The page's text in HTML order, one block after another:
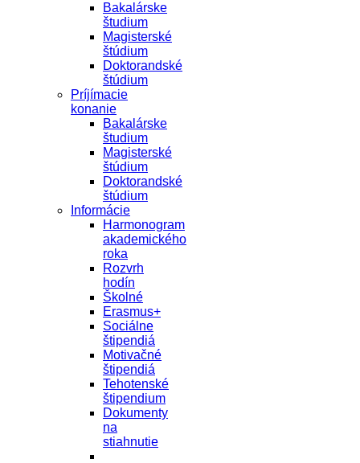
Bakalárske
študium
Magisterské
štúdium
Doktorandské
štúdium
Príjímacie
konanie
Bakalárske
študium
Magisterské
štúdium
Doktorandské
štúdium
Informácie
Harmonogram
akademického
roka
Rozvrh
hodín
Školné
Erasmus+
Sociálne
štipendiá
Motivačné
štipendiá
Tehotenské
štipendium
Dokumenty
na
stiahnutie